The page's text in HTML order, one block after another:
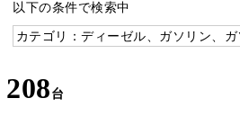
以下の条件で検索中
カテゴリ：ディーゼル、ガソリン、ガ
208